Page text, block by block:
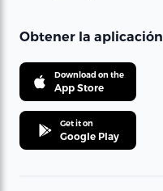
Obtener la aplicación
Download on the
App Store
Get it on
Google Play